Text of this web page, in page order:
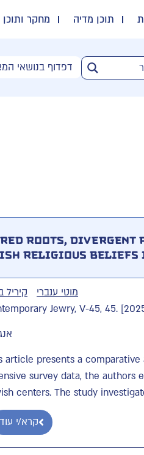
תוכן מדיה מחקר ותוכן
דפדוף בנושאי
Roots, Divergent
Religious Beliefs
מוטי ענברי
קיריל
Jewry, V-45, 45.
article presents a comparative
survey data, the
centers. The study
קרא/י עוד